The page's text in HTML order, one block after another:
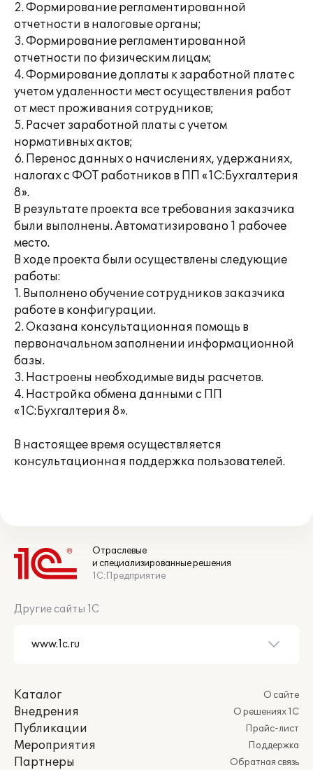
2. Формирование регламентированной
отчетности в налоговые органы;
3. Формирование регламентированной
отчетности по физическим лицам;
4. Формирование доплаты к заработной плате с
учетом удаленности мест осуществления работ
от мест проживания сотрудников;
5. Расчет заработной платы с учетом
нормативных актов;
6. Перенос данных о начислениях, удержаниях,
налогах с ФОТ работников в ПП «1С:Бухгалтерия
8».
В результате проекта все требования заказчика
были выполнены. Автоматизировано 1 рабочее
место.
В ходе проекта были осуществлены следующие
работы:
1. Выполнено обучение сотрудников заказчика
работе в конфигурации.
2. Оказана консультационная помощь в
первоначальном заполнении информационной
базы.
3. Настроены необходимые виды расчетов.
4. Настройка обмена данными с ПП
«1С:Бухгалтерия 8».
В настоящее время осуществляется
консультационная поддержка пользователей.
Отраслевые
и специализированные решения
1С:Предприятие
Другие сайты 1С
Каталог
Внедрения
Публикации
Мероприятия
Партнеры
О сайте
О решениях 1С
Прайс-лист
Поддержка
Обратная связь